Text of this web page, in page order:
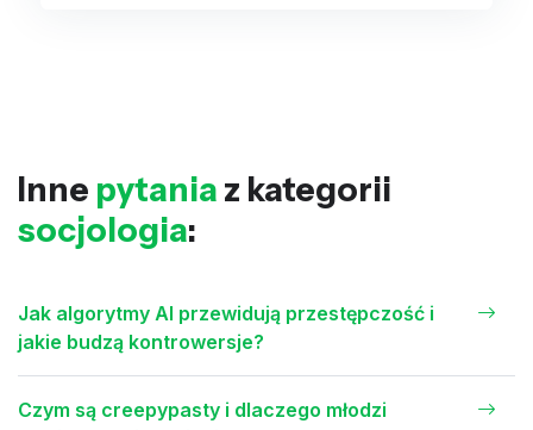
Inne pytania z kategorii
socjologia:
Jak algorytmy AI przewidują przestępczość i
jakie budzą kontrowersje?
Czym są creepypasty i dlaczego młodzi